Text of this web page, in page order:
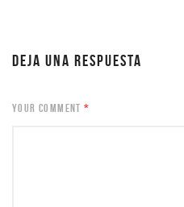
DEJA UNA RESPUESTA
YOUR COMMENT*